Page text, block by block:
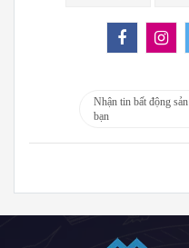
Nhận tin bất động
bạn